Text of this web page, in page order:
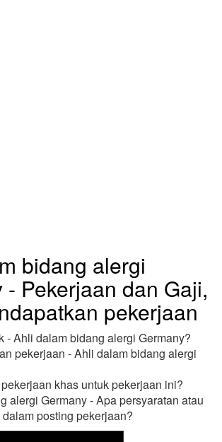
bidang alergi
- Pekerjaan dan Gaji,
pekerjaan
- Ahli dalam bidang alergi Germany?
pekerjaan - Ahli dalam bidang alergi
khas untuk pekerjaan ini?
alergi Germany - Apa persyaratan atau
posting pekerjaan?